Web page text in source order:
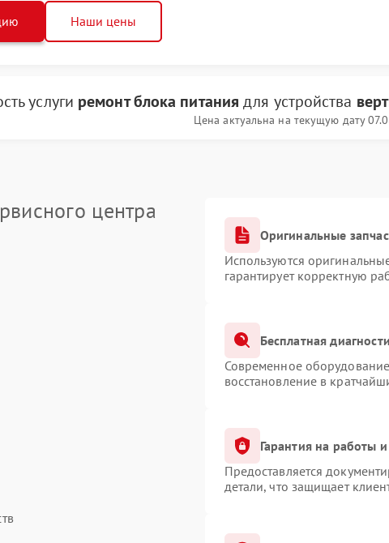
Наши цены
услуги ремонт блока питания для устройства
Цена актуальна на текущую дату
центра
Оригинальные
Используются
гарантирует корректную
Бесплатная
Современное
восстановление в
Гарантия на работы и
Предоставляется
детали, что защищает